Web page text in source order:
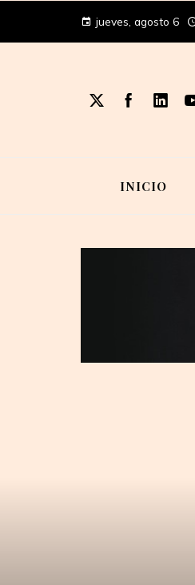
jueves, agosto 6
INICIO